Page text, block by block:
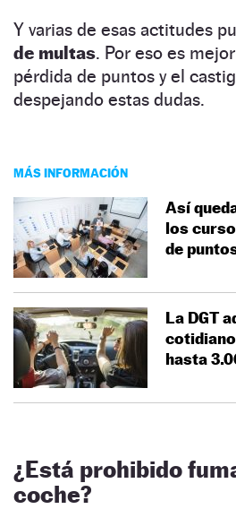
Y varias de esas actitudes
de multas. Por eso es mejor
pérdida de puntos y el
despejando estas dudas.
MÁS INFORMACIÓN
Así
los
de
La DGT
hasta
¿Está prohibido
coche?